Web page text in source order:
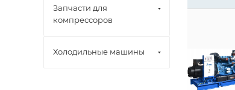
Запчасти для
компрессоров
Холодильные машины